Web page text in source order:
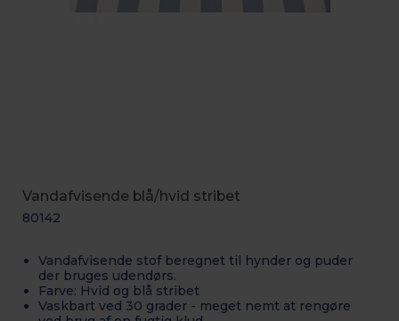
Vandafvisende blå/hvid stribet
80142
Vandafvisende stof beregnet til hynder og puder
der bruges udendørs.
Farve: Hvid og blå stribet
Vaskbart ved 30 grader - meget nemt at rengøre